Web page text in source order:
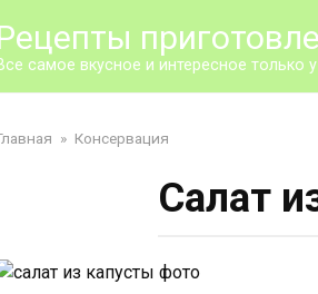
самое вкусное и интересное только
» Консервация
Салат